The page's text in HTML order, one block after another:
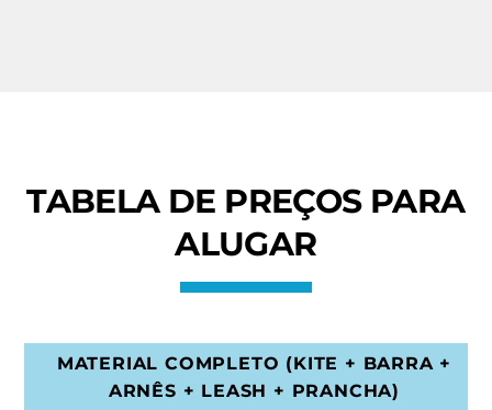
TABELA DE PREÇOS PARA
ALUGAR
MATERIAL COMPLETO (KITE + BARRA +
ARNÊS + LEASH + PRANCHA)